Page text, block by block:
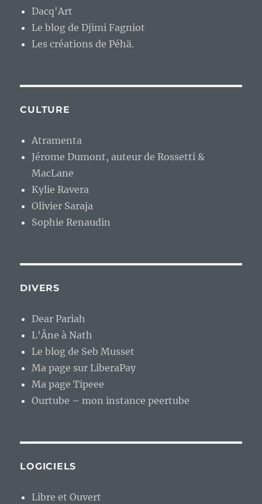
Dacq'Art
Le blog de Djimi Fagniot
Les créations de Péhä.
CULTURE
Atramenta
Jérome Dumont, auteur de Rossetti &
MacLane
Kylie Ravera
Olivier Saraja
Sophie Renaudin
DIVERS
Dear Pariah
L'Âne à Nath
Le blog de Seb Musset
Ma page sur LiberaPay
Ma page Tipeee
Ourtube – mon instance peertube
LOGICIELS
Libre et Ouvert